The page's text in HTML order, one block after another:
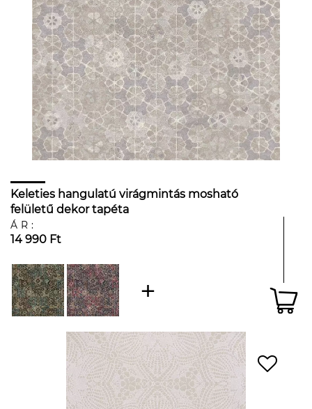
Keleties hangulatú virágmintás mosható
felületű dekor tapéta
ÁR:
14 990 Ft